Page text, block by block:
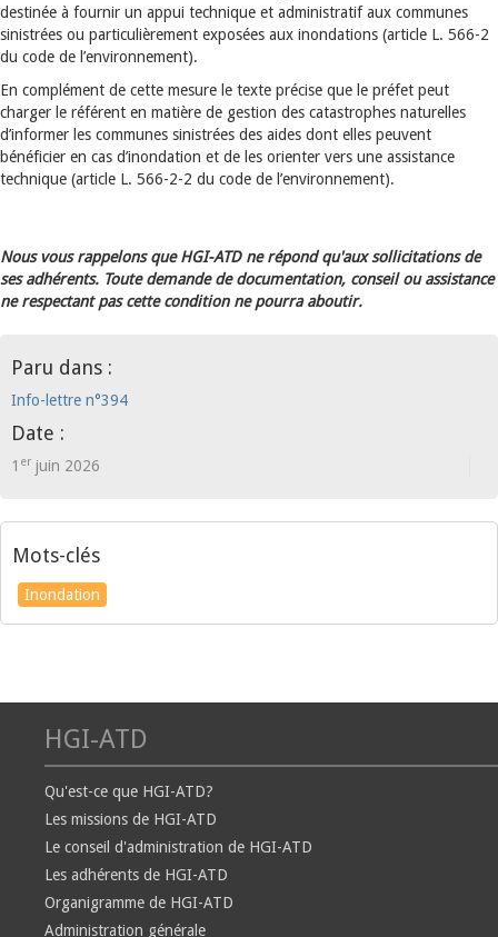
destinée à fournir un appui technique et administratif aux communes
sinistrées ou particulièrement exposées aux inondations (article L. 566-2
du code de l’environnement).
En complément de cette mesure le texte précise que le préfet peut
charger le référent en matière de gestion des catastrophes naturelles
d’informer les communes sinistrées des aides dont elles peuvent
bénéficier en cas d’inondation et de les orienter vers une assistance
technique (article L. 566-2-2 du code de l’environnement).
Nous vous rappelons que HGI-ATD ne répond qu'aux sollicitations de
ses adhérents. Toute demande de documentation, conseil ou assistance
ne respectant pas cette condition ne pourra aboutir.
Paru dans :
Info-lettre n°394
Date :
1 er juin 2026
Mots-clés
Inondation
HGI-ATD
Qu'est-ce que HGI-ATD?
Les missions de HGI-ATD
Le conseil d'administration de HGI-ATD
Les adhérents de HGI-ATD
Organigramme de HGI-ATD
Administration générale